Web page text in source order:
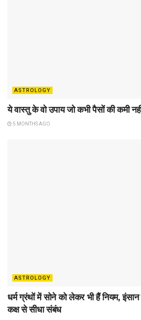
ASTROLOGY
ये वास्तु के वो उपाय जो कभी पैसों की कमी
5 MONTHS AGO
ASTROLOGY
धर्म ग्रंथों में सोने को लेकर भी हैं नियम,
कक्ष से सीधा संबंध